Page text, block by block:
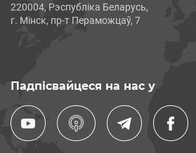
220004, Рэспубліка Беларусь,
г. Мінск, пр-т Пераможцаў, 7
Падпісвайцеся на нас у